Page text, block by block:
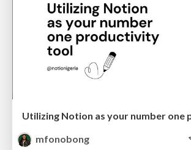
mfonobong